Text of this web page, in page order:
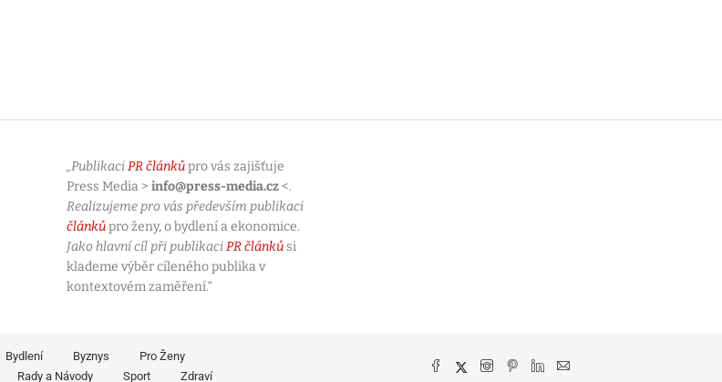
„PublikaciPR článkůpro vás zajišťuje
Press Media > info@press-media.cz <.
Realizujeme pro vás především publikaci
článkůpro ženy, o bydlení a ekonomice.
Jako hlavní cíl při publikaciPR článků si
klademe výběr cíleného publika v
kontextovém zaměření.“
Bydlení Byznys
Pro Ženy
Rady a Návody
Sport Zdraví